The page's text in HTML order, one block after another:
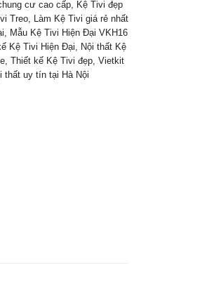
cư cao cấp, Kệ Tivi đẹp
Treo, Làm Kệ Tivi giá rẻ nhất
, Mẫu Kệ Tivi Hiện Đại VKH16
Kệ Tivi Hiện Đại, Nội thất Kệ
, Thiết kế Kệ Tivi đẹp, Vietkit
thất uy tín tại Hà Nội